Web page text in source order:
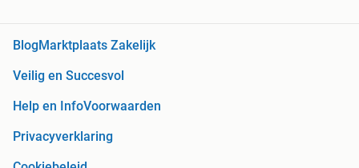
BlogMarktplaats Zakelijk
Veilig en Succesvol
Help en InfoVoorwaarden
Privacyverklaring